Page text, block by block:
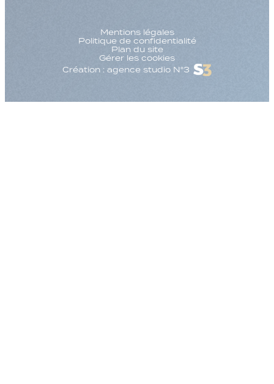
Mentions légales
Politique de confidentialité
Plan du site
Gérer les cookies
Création : agence studio N°3